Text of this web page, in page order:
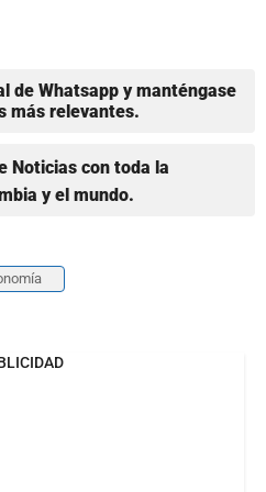
de Whatsapp y manténgase
más relevantes.
Noticias con toda la
y el mundo.